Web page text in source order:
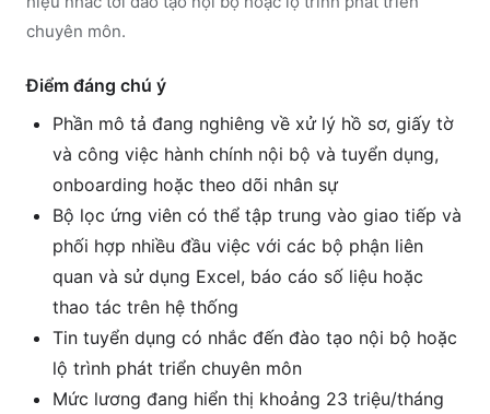
chuyên môn.
Điểm đáng chú ý
Phần mô tả đang nghiêng về xử lý hồ sơ, giấy tờ
và công việc hành chính nội bộ và tuyển dụng,
onboarding hoặc theo dõi nhân sự
Bộ lọc ứng viên có thể tập trung vào giao tiếp và
phối hợp nhiều đầu việc với các bộ phận liên
quan và sử dụng Excel, báo cáo số liệu hoặc
thao tác trên hệ thống
Tin tuyển dụng có nhắc đến đào tạo nội bộ hoặc
lộ trình phát triển chuyên môn
Mức lương đang hiển thị khoảng 23 triệu/tháng